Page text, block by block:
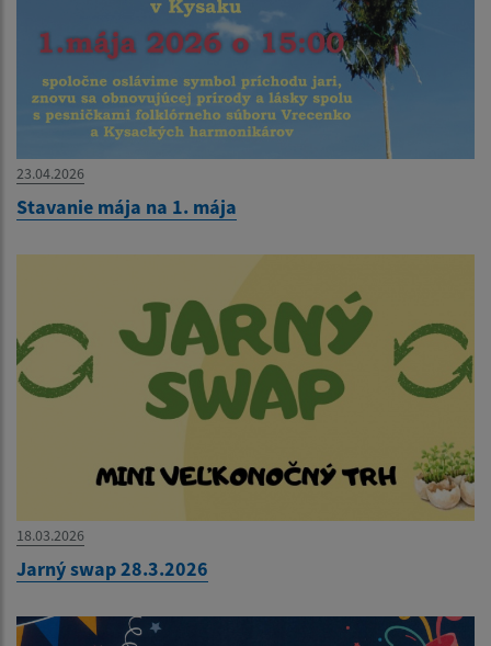
23.04.2026
Stavanie mája na 1. mája
18.03.2026
Jarný swap 28.3.2026